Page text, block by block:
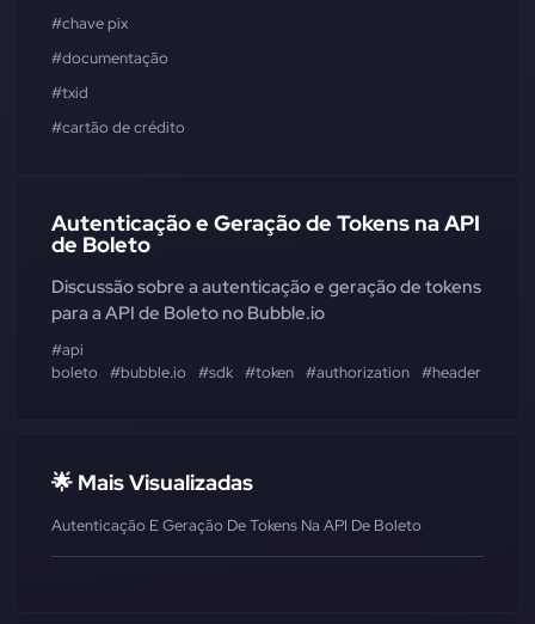
#chave pix
#documentação
#txid
#cartão de crédito
Autenticação e Geração de Tokens na API
de Boleto
Discussão sobre a autenticação e geração de tokens
para a API de Boleto no Bubble.io
#api
boleto
#bubble.io #sdk #token #authorization #header
🌟 Mais Visualizadas
Autenticação E Geração De Tokens Na API De Boleto